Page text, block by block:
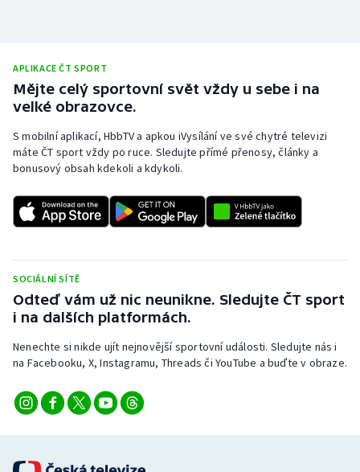
APLIKACE ČT SPORT
Mějte celý sportovní svět vždy u sebe i na
velké obrazovce.
S mobilní aplikací, HbbTV a apkou iVysílání ve své chytré televizi
máte ČT sport vždy po ruce. Sledujte přímé přenosy, články a
bonusový obsah kdekoli a kdykoli.
SOCIÁLNÍ SÍTĚ
Odteď vám už nic neunikne. Sledujte ČT sport
i na dalších platformách.
Nenechte si nikde ujít nejnovější sportovní události. Sledujte nás i
na Facebooku, X, Instagramu, Threads či YouTube a buďte v obraze.